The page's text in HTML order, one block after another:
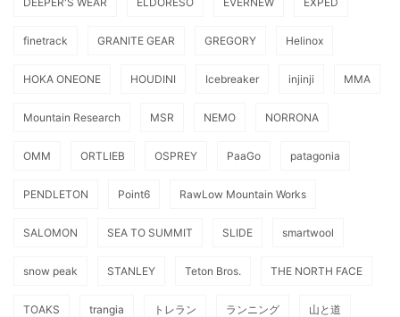
finetrack GRANITE GEAR GREGORY Helinox
HOKA ONEONE HOUDINI Icebreaker injinji MMA
Mountain Research MSR NEMO NORRONA
OMM ORTLIEB OSPREY PaaGo patagonia
PENDLETON Point6 RawLow Mountain Works
SALOMON SEA TO SUMMIT SLIDE smartwool
snow peak STANLEY Teton Bros. THE NORTH FACE
TOAKS trangia トレラン ランニング 山と道